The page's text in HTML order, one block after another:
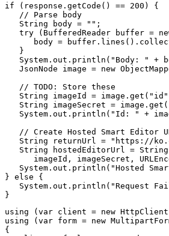
if (response.getCode() == 200) {
   // Parse body
   String body = "";
try (BufferedReader buffer =
body =
   }
System.out.println("Body: " +
JsonNode image = new
   // TODO: Store these
String imageId =
String imageSecret =
System.out.println("Id: " +
// Create Hosted Smart Editor
String returnUrl = "https://
String hostedEditorUrl =
imageId, imageSecret,
System.out.println("Hosted
} else {
System.out.println("Request
using (var client = new
using (var form = new
{